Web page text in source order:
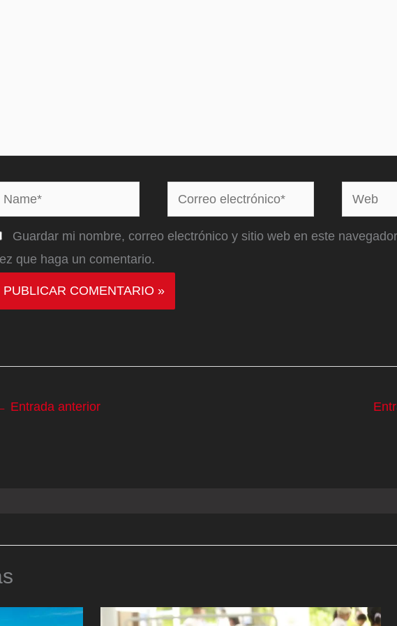
Name*
Correo
electrónico*
Web
Guardar mi nombre, correo electrónico y sitio web en este
que haga un comentario.
Entrada anterior